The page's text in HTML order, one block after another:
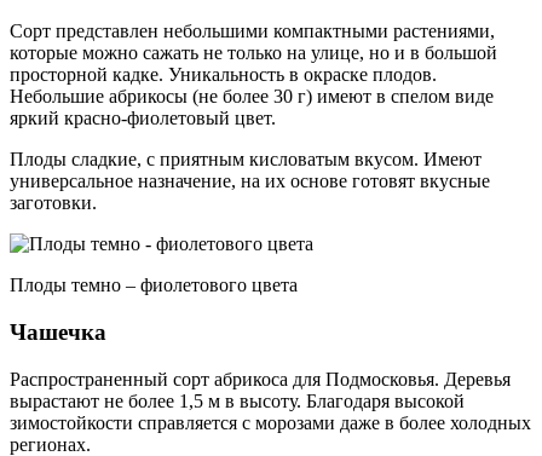
Сорт представлен небольшими компактными растениями,
которые можно сажать не только на улице, но и в большой
просторной кадке. Уникальность в окраске плодов.
Небольшие абрикосы (не более 30 г) имеют в спелом виде
яркий красно-фиолетовый цвет.
Плоды сладкие, с приятным кисловатым вкусом. Имеют
универсальное назначение, на их основе готовят вкусные
заготовки.
Плоды темно – фиолетового цвета
Чашечка
Распространенный сорт абрикоса для Подмосковья. Деревья
вырастают не более 1,5 м в высоту. Благодаря высокой
зимостойкости справляется с морозами даже в более холодных
регионах.